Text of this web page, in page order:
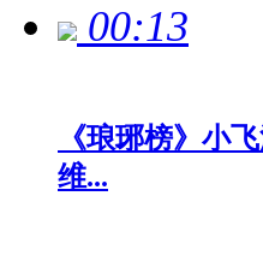
00:13
《琅琊榜》小
维...